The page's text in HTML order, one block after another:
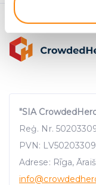
Identify
Find out more
We use cookies
traffic data,
advertising. See
"SIA
Reģ. Nr.
PVN:
Adrese: Rīga,
info